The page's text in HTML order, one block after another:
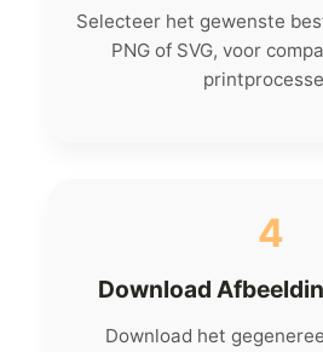
Selecteer het gewenste
PNG of SVG, voor
4
Download
Download het